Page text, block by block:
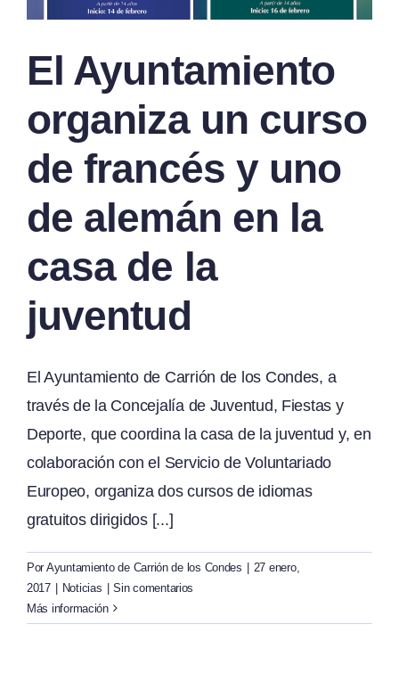
El Ayuntamiento
organiza un curso
de francés y uno
de alemán en la
casa de la
juventud
El Ayuntamiento de Carrión de los Condes, a
través de la Concejalía de Juventud, Fiestas y
Deporte, que coordina la casa de la juventud y, en
colaboración con el Servicio de Voluntariado
Europeo, organiza dos cursos de idiomas
gratuitos dirigidos [...]
Por Ayuntamiento de Carrión de los Condes | 27 enero,
2017 | Noticias | Sin comentarios
Más información